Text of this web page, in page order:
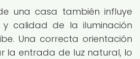
una casa también influye
calidad de la iluminación
Una correcta orientación
la entrada de luz natural, lo